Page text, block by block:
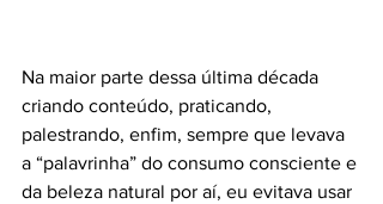
Na maior parte dessa última década
criando conteúdo, praticando,
palestrando, enfim, sempre que levava
a “palavrinha” do consumo consciente e
da beleza natural por aí, eu evitava usar